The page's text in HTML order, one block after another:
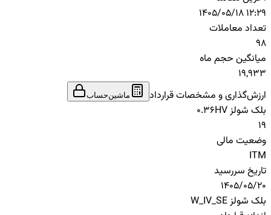
1405/05/18 12:29
تعداد معاملات
98
میانگین حجم ماه
19,933
ارزش‌گذاری و مشخصات قرارداد
ماشین‌حساب
بلک شولز HV
0.36
19
وضعیت مالی
ITM
تاریخ سررسید
1405/05/20
بلک شولز W_IV_SE